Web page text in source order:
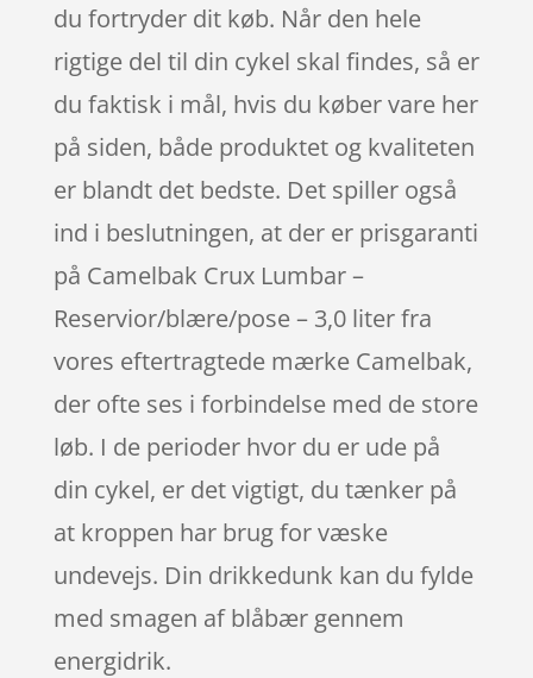
du fortryder dit køb. Når den hele
rigtige del til din cykel skal findes, så er
du faktisk i mål, hvis du køber vare her
på siden, både produktet og kvaliteten
er blandt det bedste. Det spiller også
ind i beslutningen, at der er prisgaranti
på Camelbak Crux Lumbar –
Reservior/blære/pose – 3,0 liter fra
vores eftertragtede mærke Camelbak,
der ofte ses i forbindelse med de store
løb. I de perioder hvor du er ude på
din cykel, er det vigtigt, du tænker på
at kroppen har brug for væske
undevejs. Din drikkedunk kan du fylde
med smagen af blåbær gennem
energidrik.